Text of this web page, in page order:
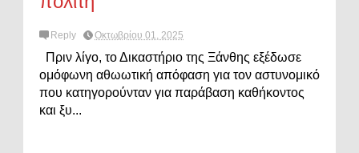
Reply Οκτωβρίου 01, 2025
Πριν λίγο, το Δικαστήριο της Ξάνθης εξέδωσε
ομόφωνη αθωωτική απόφαση για τον αστυνομικό
που κατηγορούνταν για παράβαση καθήκοντος
και ξυ...